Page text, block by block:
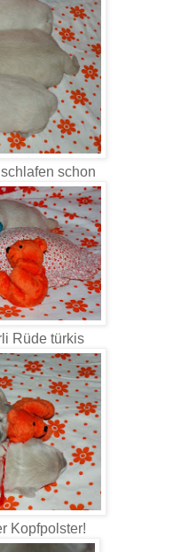
schon
Rüde türkis
Kopfpolster!